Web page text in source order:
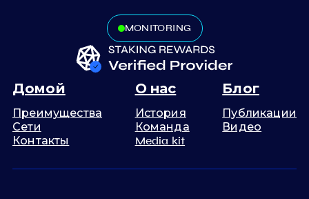
MONITORING
Домой
Преимущества
Сети
Контакты
О нас
История
Команда
Media kit
Блог
Публикации
Видео